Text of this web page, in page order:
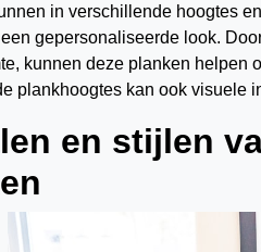
in verschillende hoogtes
gepersonaliseerde look.
kunnen deze planken helpen
plankhoogtes kan ook visuele
en stijlen